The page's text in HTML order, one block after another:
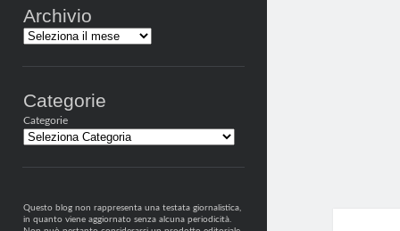
Archivio
Archivi
Categorie
Categorie
Questo blog non rappresenta una testata giornalistica,
in quanto viene aggiornato senza alcuna periodicità.